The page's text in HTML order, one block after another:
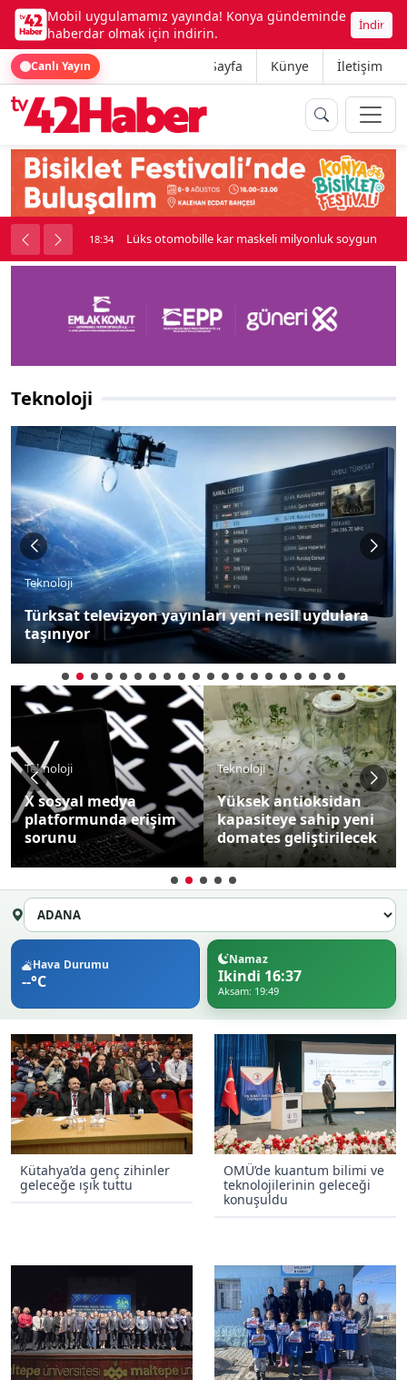
Mobil uygulamamız yayında! Konya gündeminde
haberdar olmak için indirin.
İndir
Canlı Yayın Ana Sayfa Künye İletişim
kavga çıktı 18:34 Lüks otomobille kar maskeli milyonluk soygun
Teknoloji
Teknoloji
Türksat televizyon yayınları yeni nesil uydulara
taşınıyor
Teknoloji
X sosyal medya
platformunda erişim
sorunu
Teknoloji
Yüksek antioksidan
kapasiteye sahip yeni
domates geliştirilecek
Hava Durumu
--°C
Namaz
Ikindi 16:37
Aksam: 19:49
Kütahya’da genç zihinler
geleceğe ışık tuttu
OMÜ’de kuantum bilimi ve
teknolojilerinin geleceği
konuşuldu